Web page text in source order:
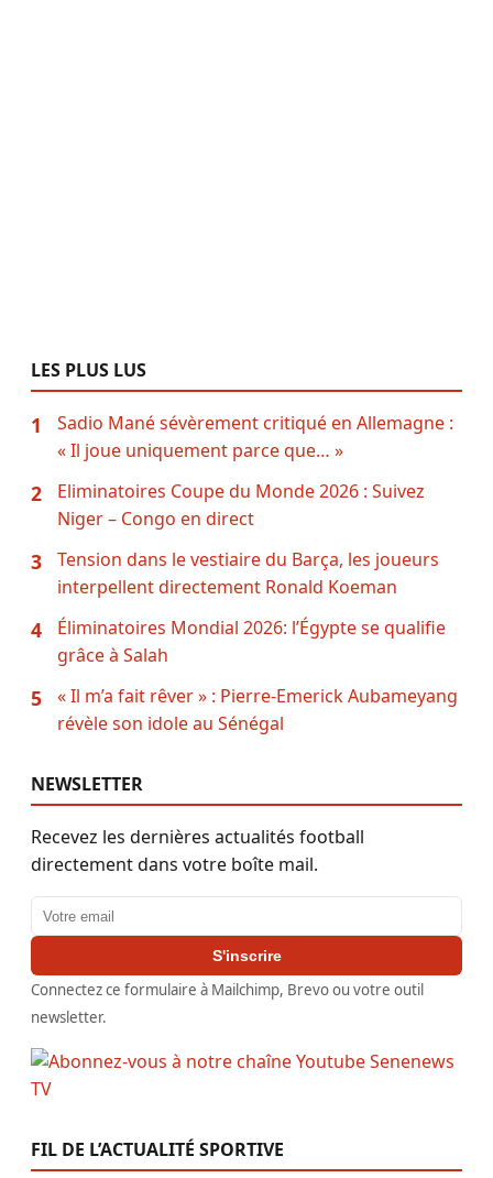
LES PLUS LUS
1
Sadio Mané sévèrement critiqué en Allemagne :
« Il joue uniquement parce que… »
2
Eliminatoires Coupe du Monde 2026 : Suivez
Niger – Congo en direct
3
Tension dans le vestiaire du Barça, les joueurs
interpellent directement Ronald Koeman
4
Éliminatoires Mondial 2026: l’Égypte se qualifie
grâce à Salah
5
« Il m’a fait rêver » : Pierre-Emerick Aubameyang
révèle son idole au Sénégal
NEWSLETTER
Recevez les dernières actualités football
directement dans votre boîte mail.
Adresse email
S'inscrire
Connectez ce formulaire à Mailchimp, Brevo ou votre outil
newsletter.
FIL DE L’ACTUALITÉ SPORTIVE